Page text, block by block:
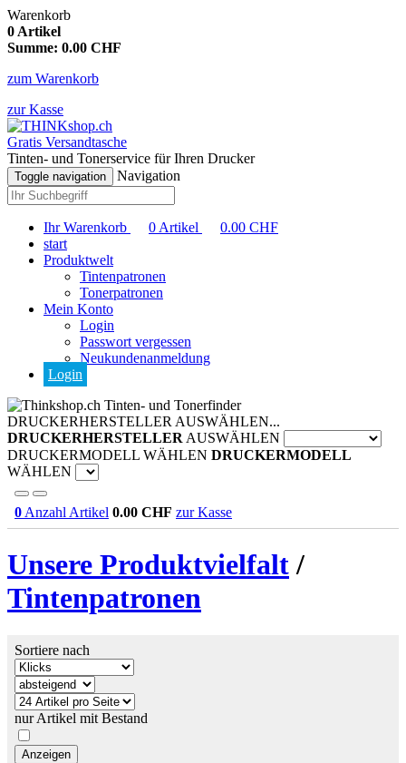
Warenkorb
0 Artikel
Summe: 0.00 CHF
zum Warenkorb
zur Kasse
Gratis Versandtasche
Tinten- und Tonerservice für Ihren Drucker
Toggle navigation Navigation
Ihr Warenkorb 0 Artikel 0.00 CHF
start
Produktwelt
Tintenpatronen
Tonerpatronen
Mein Konto
Login
Passwort vergessen
Neukundenanmeldung
Login
Tinten- und Tonerfinder
DRUCKERHERSTELLER AUSWÄHLEN...
DRUCKERHERSTELLER AUSWÄHLEN
DRUCKERMODELL WÄHLEN DRUCKERMODELL
WÄHLEN
0 Anzahl Artikel 0.00 CHF zur Kasse
Unsere Produktvielfalt/
Tintenpatronen
Sortiere nach
nur Artikel mit Bestand